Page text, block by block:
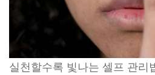
실천할수록 빛나는 셀프 관리